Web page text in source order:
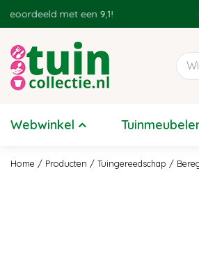
Home Producten Tuingereedschap
met een 9,1!
Webwinkel